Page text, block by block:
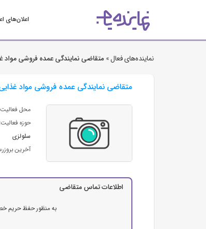
اعلان‌های
نماینده‌های فعال » متقاضی نمایندگی عمده فروشی مواد
متقاضی نمایندگی عمده فروشی مواد
محل
حوزه فعالیت:
سلولزی
آخرین
اطلاعات تماس متقاضی
به منظور حفظ حریم